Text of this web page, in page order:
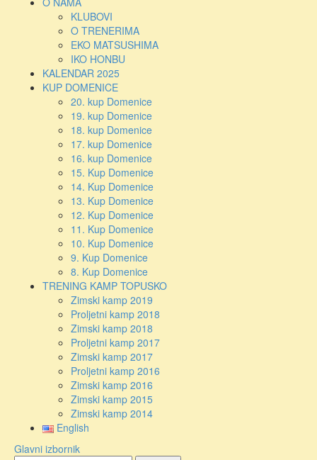
KLUBOVI
O TRENERIMA
EKO MATSUSHIMA
IKO HONBU
KALENDAR 2025
KUP DOMENICE
20. kup Domenice
19. kup Domenice
18. kup Domenice
17. kup Domenice
16. kup Domenice
15. Kup Domenice
14. Kup Domenice
13. Kup Domenice
12. Kup Domenice
11. Kup Domenice
10. Kup Domenice
9. Kup Domenice
8. Kup Domenice
TRENING KAMP TOPUSKO
Zimski kamp 2019
Proljetni kamp 2018
Zimski kamp 2018
Proljetni kamp 2017
Zimski kamp 2017
Proljetni kamp 2016
Zimski kamp 2016
Zimski kamp 2015
Zimski kamp 2014
English
Glavni izbornik